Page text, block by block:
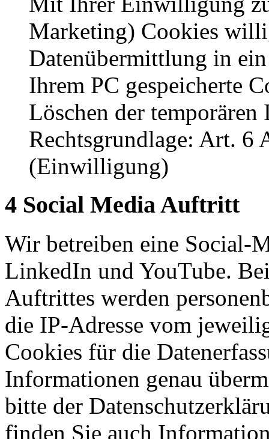
Marketing) Cookies
Datenübermittlung in
Ihrem PC gespeicherte
Löschen der temporären
Rechtsgrundlage: Art. 6
(Einwilligung)
4 Social Media Auftritt
Wir betreiben eine Social-
LinkedIn und YouTube.
Auftrittes werden
die IP-Adresse vom
Cookies für die
Informationen genau
bitte der
finden Sie auch